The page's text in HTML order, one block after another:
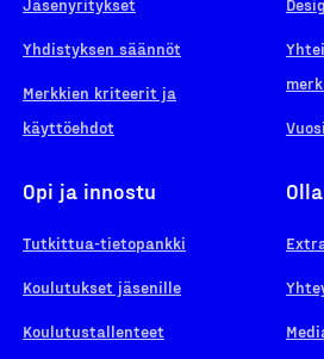
Jäsenyritykset
Yhdistyksen säännöt
Merkkien kriteerit ja
käyttöehdot
Opi ja innostu
Tutkittua-tietopankki
Koulutukset jäsenille
Koulutustallenteet